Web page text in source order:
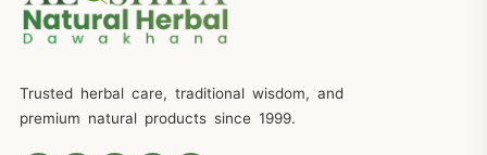
Trusted herbal care, traditional wisdom, and
premium natural products since 1999.